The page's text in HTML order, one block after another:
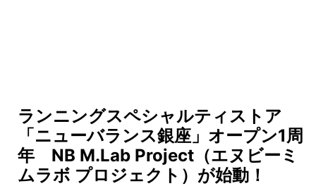
ランニングスペシャルティストア
「ニューバランス銀座」オープン1周
年 NB M.Lab Project（エヌビーミ
ムラボ プロジェクト）が始動！